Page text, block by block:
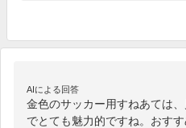
AIによる回答
金色のサッカー用すねあては
でとても魅力的ですね。おす